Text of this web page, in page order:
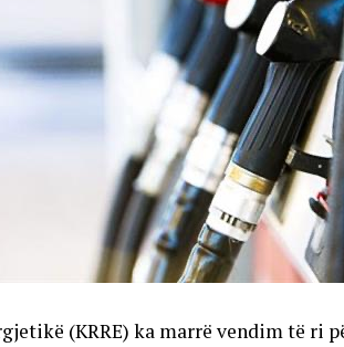
(KRRE) ka marrë vendim të ri